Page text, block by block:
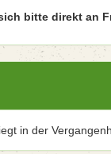
bitte direkt an
in der